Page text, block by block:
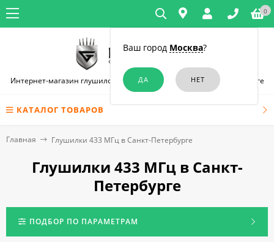
Ваш город Москва?
0
Интернет-магазин глушилок связи и диктофонов в Санкт-Петербурге
КАТАЛОГ ТОВАРОВ
Главная Глушилки 433 МГц в Санкт-Петербурге
Глушилки 433 МГц в Санкт-
Петербурге
ПОДБОР ПО ПАРАМЕТРАМ